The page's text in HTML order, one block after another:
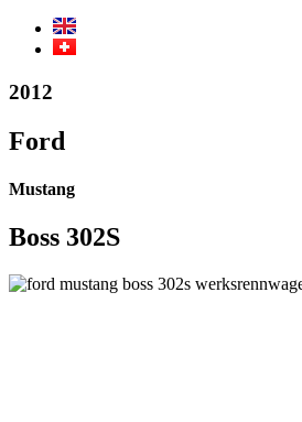
2012
Ford
Mustang
Boss 302S